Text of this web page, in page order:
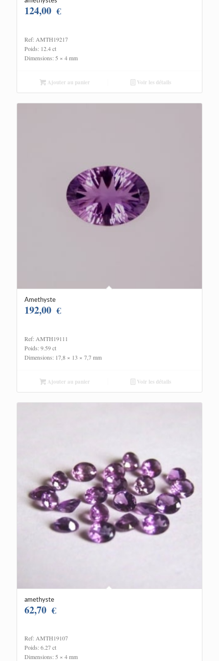
124,00 €
Ref: AMTH19217
Poids: 12.4 ct
Dimensions: 5 × 4 mm
Ajouter au panier Voir les détails
Amethyste
192,00 €
Ref: AMTH19111
Poids: 9.59 ct
Dimensions: 17,8 × 13 × 7,7 mm
Ajouter au panier Voir les détails
amethyste
62,70 €
Ref: AMTH19107
Poids: 6.27 ct
Dimensions: 5 × 4 mm